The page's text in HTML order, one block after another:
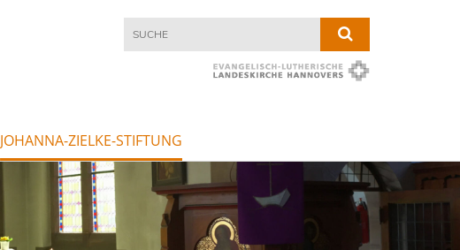
JOHANNA-ZIELKE-STIFTUNG